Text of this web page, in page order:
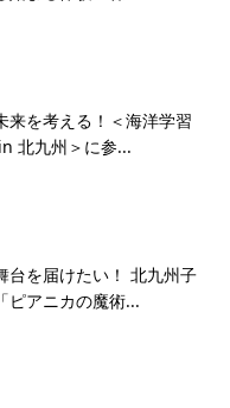
来を考える！＜海洋学習
北九州＞に参...
台を届けたい！ 北九州子
ピアニカの魔術...